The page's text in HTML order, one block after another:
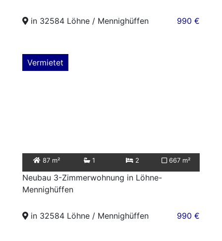
in 32584 Löhne / Mennighüffen 990 €
Vermietet
87 m² 1 2 667 m²
Neubau 3-Zimmerwohnung in Löhne-
Mennighüffen
in 32584 Löhne / Mennighüffen 990 €